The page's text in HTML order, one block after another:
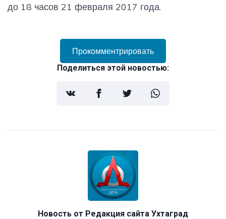
до 18 часов 21 февраля 2017 года.
Прокомментрировать
Поделиться этой новостью:
Новость от Редакция сайта Ухтаград